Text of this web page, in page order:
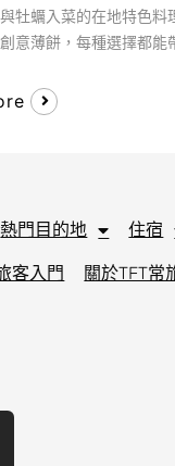
牡蠣入菜的在地特色料
意薄餅，每種選擇都能
熱門目的地 住宿
客入門 關於TFT常